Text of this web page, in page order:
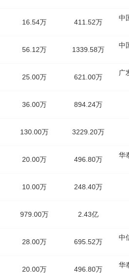
16.54万 411.52万
中
56.12万 1339.58万
中
25.00万 621.00万
广
36.00万 894.24万
130.00万 3229.20万
20.00万 496.80万
华
10.00万 248.40万
979.00万 2.43亿
28.00万 695.52万
中
20.00万 496.80万
华